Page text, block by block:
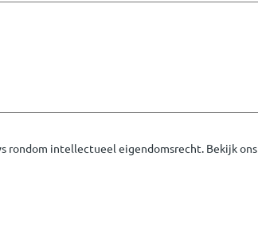
rondom intellectueel eigendomsrecht. Bekijk ons